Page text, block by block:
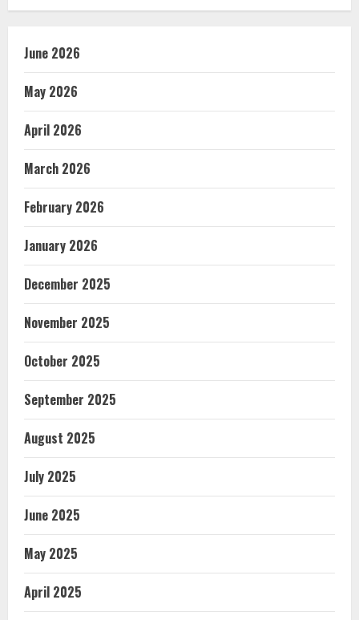
June 2026
May 2026
April 2026
March 2026
February 2026
January 2026
December 2025
November 2025
October 2025
September 2025
August 2025
July 2025
June 2025
May 2025
April 2025